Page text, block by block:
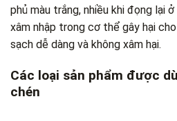
phủ màu trắng, nhiều khi đọng lại
xâm nhập trong cơ thể gây hại
sạch dễ dàng và không xâm hại.
Các loại sản phẩm được
chén